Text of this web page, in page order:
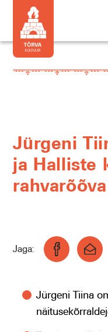
Jürgeni
ja Halliste
rahvarõõva
Jaga:
Jürgeni Tiina